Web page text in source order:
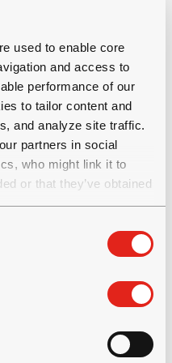
used to enable core
and access to
performance of our
to tailor content and
and analyze site traffic.
partners in social
who might link it to
or that they’ve obtained
FORMACIÓN
que amplía la
de alta
de